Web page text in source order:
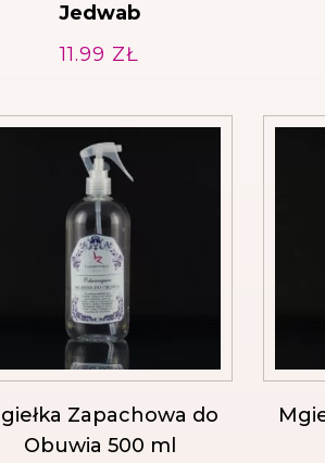
Jedwab
11.99 ZŁ
Zapachowa do
Obuwia 500 ml